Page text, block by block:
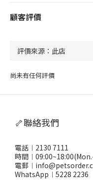
顧客評價
尚未有任何評價
🦴聯絡我們
電話︱2130 7111
時間
電郵
WhatsApp︱ 5228 2236